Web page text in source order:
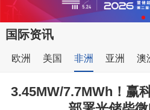
国际资讯
欧洲 美国 非洲 亚洲 澳
3.45MW/7.7MWh！赢